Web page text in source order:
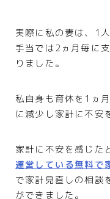
実際に私の妻は、1
手当では2ヵ月毎に
りました。
私自身も育休を1ヵ
に減少し家計に不安
家計に不安を感じた
運営している無料で
で家計見直しの相談
ができました。